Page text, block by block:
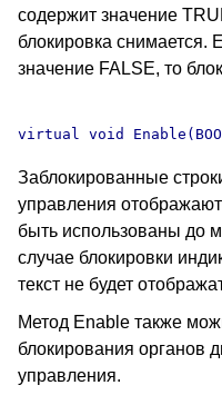
содержит значение
блокировка снимается.
значение FALSE, то
Заблокированные
управления
быть использованы до
случае блокировки
текст не будет
Метод Enable также
блокирования органов
управления.